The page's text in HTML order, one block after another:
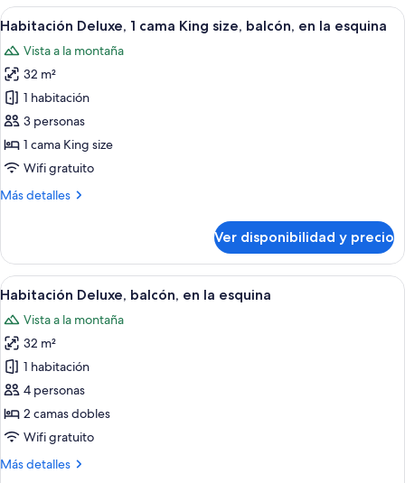
cama
size
Ver
todas
las
fotos
de
Habitación
Deluxe,
1
King
en
la
esquina
Una habitación de hotel moderna
6
Habitación Deluxe, 1 cama King size, balcón, en la esquina
Vista a la montaña
32 m²
1 habitación
3 personas
1 cama King size
Wifi gratuito
Más detalles
Más
Deluxe,
cama
size,
balcón,
en
la
esquina
Ver disponibilidad y precio
Ver
todas
las
fotos
de
Habitación
Deluxe,
balcón,
la
Una habitación de hotel moderna
6
Habitación Deluxe, balcón, en la esquina
Vista a la montaña
32 m²
1 habitación
4 personas
2 camas dobles
Wifi gratuito
Más detalles
Más